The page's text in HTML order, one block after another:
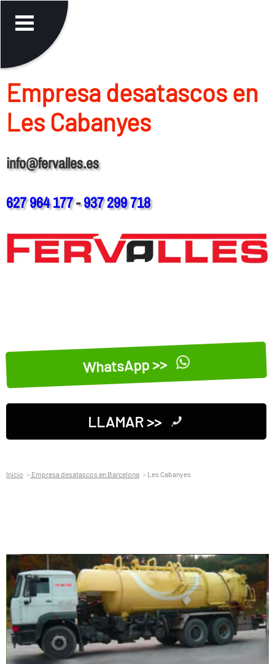
Empresa desatascos en
Les Cabanyes
info@fervalles.es
627 964 177-937 299 718
WhatsApp >>
LLAMAR >>
Inicio Empresa desatascos en Barcelona Les Cabanyes